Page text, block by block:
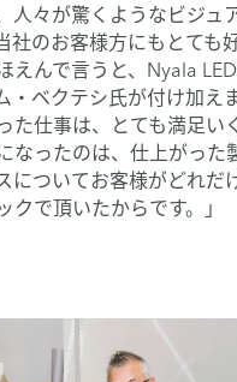
人々が驚くようなビジュ
社のお客様方にもとても
えんで言うと、Nyala
・ベクテシ氏が付け加え
た仕事は、とても満足い
なったのは、仕上がった
についてお客様がどれだ
クで頂いたからです。」